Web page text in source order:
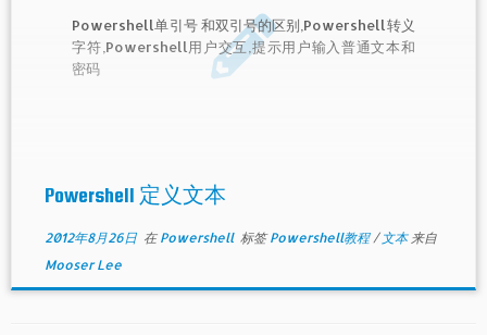
Powershell单引号 和双引号的区别,Powershell转义
字符,Powershell用户交互,提示用户输入普通文本和
密码
Powershell 定义文本
2012年8月26日在 Powershell 标签Powershell教程/ 文本 来自
Mooser Lee